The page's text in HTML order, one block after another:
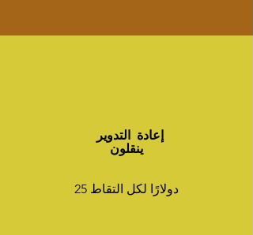
​ إعادة التدوير
ينقلون
25 دولارًا لكل التقاط